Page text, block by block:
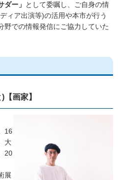
ダー」 として委嘱し、ご自身の情
ィア出演等)の活用や本市が行う
野での情報発信にご協力していた
画家】
16
大
20
展